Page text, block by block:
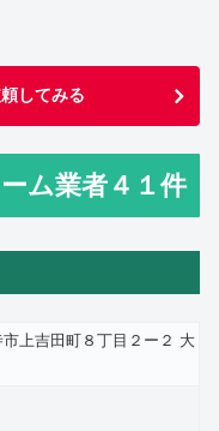
してみる
ム業者４１件
上吉田町８丁目２ー２ 大